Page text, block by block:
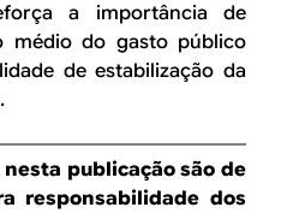
a importância de
médio do gasto público
de estabilização da
publicação são de
responsabilidade dos